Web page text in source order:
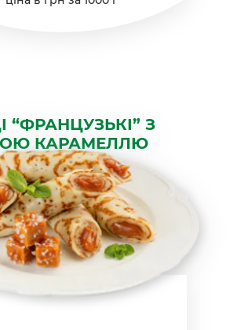
“ФРАНЦУЗЬКІ” З
КАРАМЕЛЛЮ